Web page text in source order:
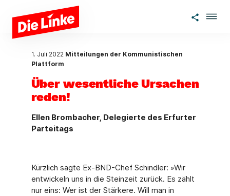
Zum Hauptinhalt springen
1. Juli 2022 Mitteilungen der Kommunistischen
Plattform
Über wesentliche Ursachen
reden!
Ellen Brombacher, Delegierte des Erfurter
Parteitags
Kürzlich sagte Ex-BND-Chef Schindler: »Wir
entwickeln uns in die Steinzeit zurück. Es zählt
nur eins: Wer ist der Stärkere. Will man in